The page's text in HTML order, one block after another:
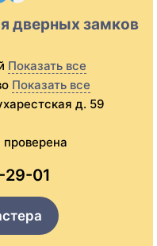
дверных замков
Показать все
Показать все
д. 59
29-01